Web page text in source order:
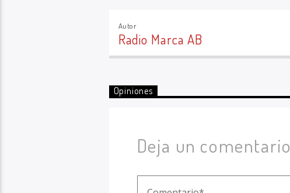
Autor
Radio Marca AB
Opiniones
Deja un comentario